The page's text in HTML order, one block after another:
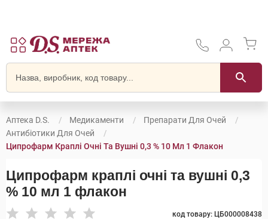
Аптека D.S. Медикаменти
Препарати Для Очей
Антибіотики Для Очей
Ципрофарм Краплі Очні Та Вушні 0,3 % 10 Мл 1 Флакон
Ципрофарм краплі очні та вушні 0,3
% 10 мл 1 флакон
код товару: ЦБ000008438